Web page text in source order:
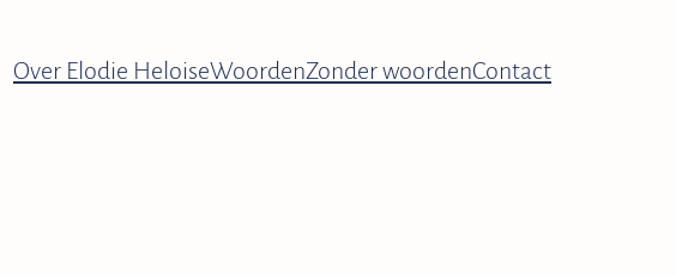
Over Elodie HeloiseWoordenZonder woordenContact